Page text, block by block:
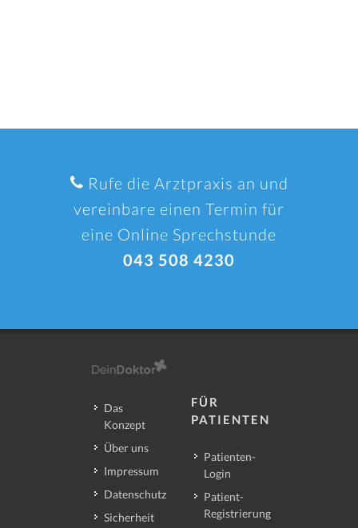
Rufe die Arztpraxis an und
vereinbare einen Termin für
eine Online Sprechstunde
043 508 4230
Das
Konzept
Über uns
Impressum
Datenschutz
Sicherheit
FÜR
PATIENTEN
Patienten-
Login
Patient-
Registrierung